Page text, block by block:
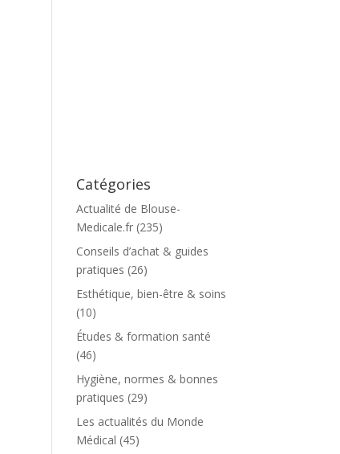
Catégories
Actualité de Blouse-
Medicale.fr (235)
Conseils d’achat & guides
pratiques (26)
Esthétique, bien-être & soins
(10)
Études & formation santé
(46)
Hygiène, normes & bonnes
pratiques (29)
Les actualités du Monde
Médical (45)